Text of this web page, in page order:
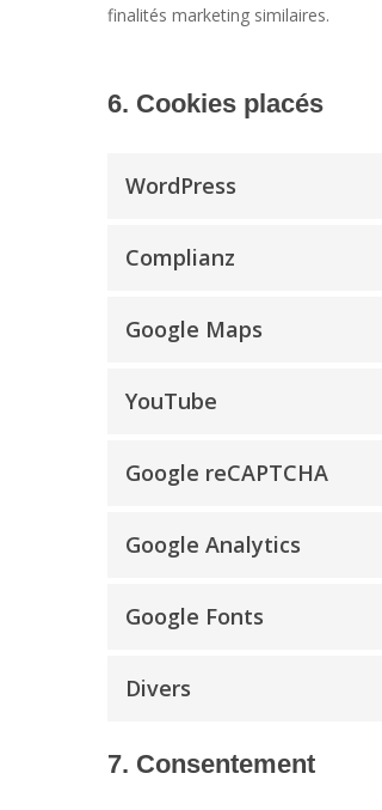
finalités marketing similaires.
6. Cookies placés
WordPress
Complianz
Google Maps
YouTube
Google reCAPTCHA
Google Analytics
Google Fonts
Divers
7. Consentement